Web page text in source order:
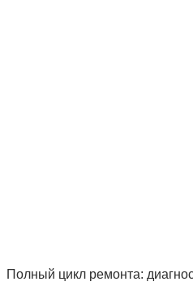
Полный цикл ремонта: